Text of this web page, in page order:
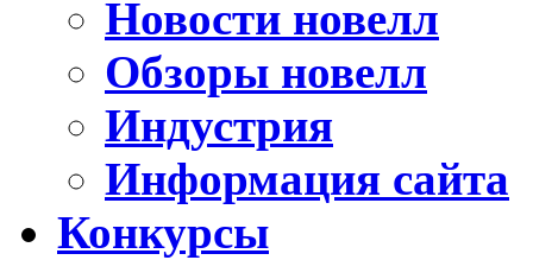
Новости новелл
Обзоры новелл
Индустрия
Информация сайта
Конкурсы